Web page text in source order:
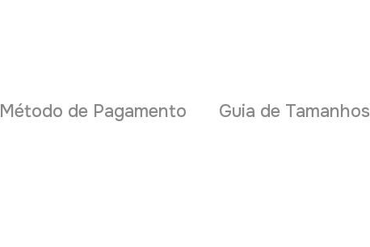
Método de Pagamento Guia de Tamanhos